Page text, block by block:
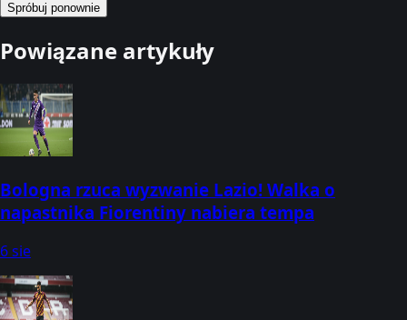
Spróbuj ponownie
Powiązane artykuły
Bologna rzuca wyzwanie Lazio! Walka o
napastnika Fiorentiny nabiera tempa
6 sie